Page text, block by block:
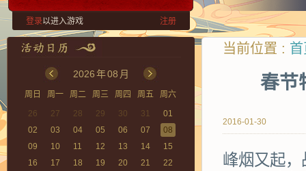
登录以进入游戏 注册
2026年08 月
周日 周一 周二 周三 周四 周五
周六
26
27 28 29 30 31
01
02
03 04 05 06 07
08
09
10 11 12 13 14
15
16
17 18 19 20 21
22
当前位置 :
春节
2016-01-30
峰烟又起，